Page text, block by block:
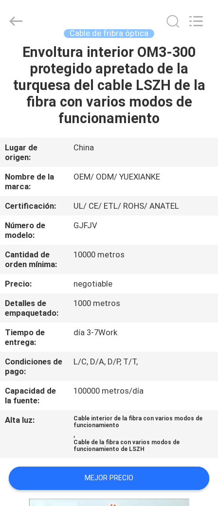
HOGAR
PRODUCTOS
SOBRE
NOSOTROS
VIAJE
DE
LA
FÁBRICA
DE
CALIDAD
ÉNTRENOS
CONTACTO
CON
NOTICIAS
MAPA
DEL
Industry
Cable de fribra óptica
Envoltura interior OM3-300
protegido apretado de la
turquesa del cable LSZH de la
fibra con varios modos de
funcionamiento
Lugar de
origen:
China
Nombre de la
marca:
OEM/ ODM/ YUEXIANKE
Certificación:
UL/ CE/ ETL/ ROHS/ ANATEL
Número de
modelo:
GJFJV
Cantidad de
orden mínima:
10000 metros
Precio:
negotiable
Detalles de
empaquetado:
1000 metros
Tiempo de
entrega:
día 3-7Work
Condiciones de
pago:
L/C, D/A, D/P, T/T,
Capacidad de
la fuente:
100000 metros/día
Alta luz:
Cable interior de la fibra con varios modos de
funcionamiento
,
Cable de la fibra con varios modos de
funcionamiento de LSZH
MEJOR PRECIO